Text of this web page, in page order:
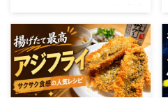
参戦 友人から誘いがあったの
は、釣行の2日ほど前 「平日やけ
ど、バチコン行くけ～」 断る理
由は微塵もありません。 バチコ
ンアジングとは？ バチコンアジ
ングとは、バーチカルコンタクト